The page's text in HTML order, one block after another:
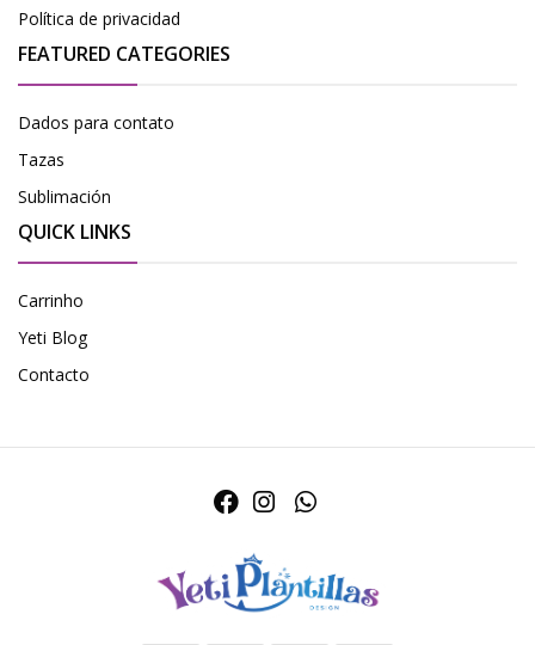
Política de privacidad
FEATURED CATEGORIES
Dados para contato
Tazas
Sublimación
QUICK LINKS
Carrinho
Yeti Blog
Contacto